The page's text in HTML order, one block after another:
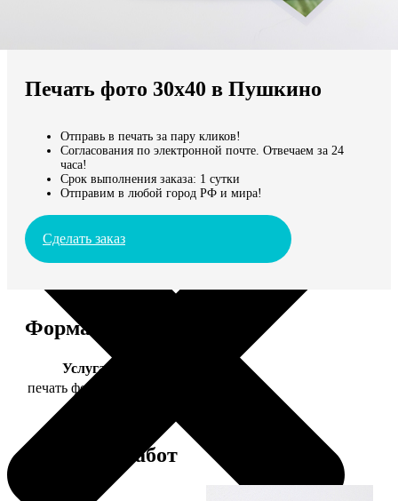
Мы доставляем по всему миру
Продолжить без города
Печать фото 30х40 в Пушкино
Отправь в печать за пару кликов!
Согласования по электронной почте. Отвечаем за 24
часа!
Срок выполнения заказа: 1 сутки
Отправим в любой город РФ и мира!
Сделать заказ
Форматы и цены
Услуга
печать фото 30х40
Примеры работ